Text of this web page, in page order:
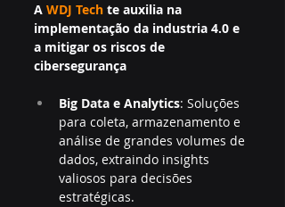
A WDJ Tech te auxilia na
implementação da industria 4.0 e
a mitigar os riscos de
cibersegurança
Big Data e Analytics: Soluções
para coleta, armazenamento e
análise de grandes volumes de
dados, extraindo insights
valiosos para decisões
estratégicas.